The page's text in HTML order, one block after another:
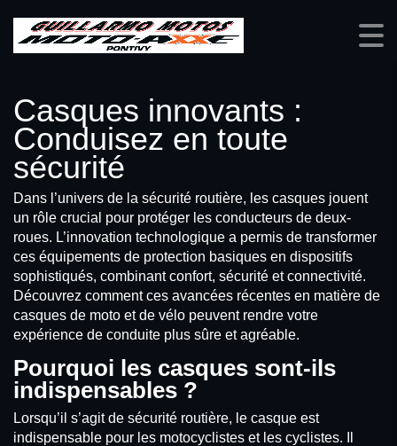
Casques innovants :
Conduisez en toute
sécurité
Dans l’univers de la sécurité routière, les casques jouent
un rôle crucial pour protéger les conducteurs de deux-
roues. L’innovation technologique a permis de transformer
ces équipements de protection basiques en dispositifs
sophistiqués, combinant confort, sécurité et connectivité.
Découvrez comment ces avancées récentes en matière de
casques de moto et de vélo peuvent rendre votre
expérience de conduite plus sûre et agréable.
Pourquoi les casques sont-ils
indispensables ?
Lorsqu’il s’agit de sécurité routière, le casque est
indispensable pour les motocyclistes et les cyclistes. Il